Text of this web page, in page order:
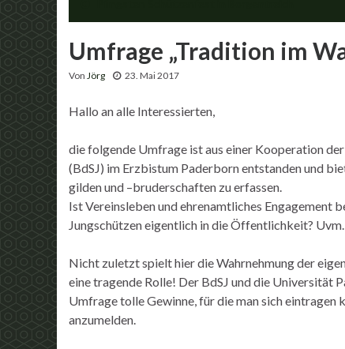
Umfrage „Tradition im
Von Jörg 23. Mai 2017
Hallo an alle Interessierten,
die folgende Umfrage ist aus einer Kooperation
(BdSJ) im Erzbistum Paderborn entstanden und
gilden und –bruderschaften zu erfassen.
Ist Vereinsleben und ehrenamtliches Engagement
Jungschützen eigentlich in die Öffentlichkeit? Uvm.
Nicht zuletzt spielt hier die Wahrnehmung der
eine tragende Rolle! Der BdSJ und die Universität
Umfrage tolle Gewinne, für die man sich
anzumelden.